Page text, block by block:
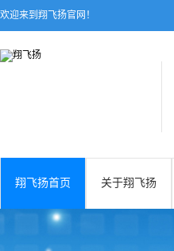
欢迎来到翔飞扬官网！
翔飞扬首页 关于翔飞扬